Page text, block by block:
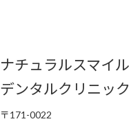
ナチュラルスマイル
デンタルクリニック
〒171-0022